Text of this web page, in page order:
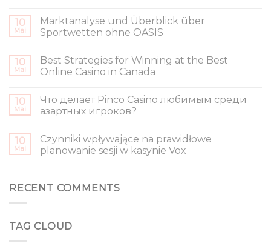
10
Mai
Marktanalyse und Überblick über
Sportwetten ohne OASIS
10
Mai
Best Strategies for Winning at the Best
Online Casino in Canada
10
Mai
Что делает Pinco Casino любимым среди
азартных игроков?
10
Mai
Czynniki wpływające na prawidłowe
planowanie sesji w kasynie Vox
RECENT COMMENTS
TAG CLOUD